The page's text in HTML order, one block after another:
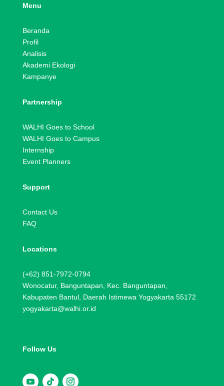
Menu
Beranda
Profil
Analisis
Akademi Ekologi
Kampanye
Partnership
WALHI Goes to School
WALHI Goes to Campus
Internship
Event Planners
Support
Contact Us
FAQ
Locations
(+62) 851-7972-0794
Wonocatur, Banguntapan, Kec. Banguntapan,
Kabupaten Bantul, Daerah Istimewa Yogyakarta 55172
yogyakarta@walhi.or.id
Follow Us